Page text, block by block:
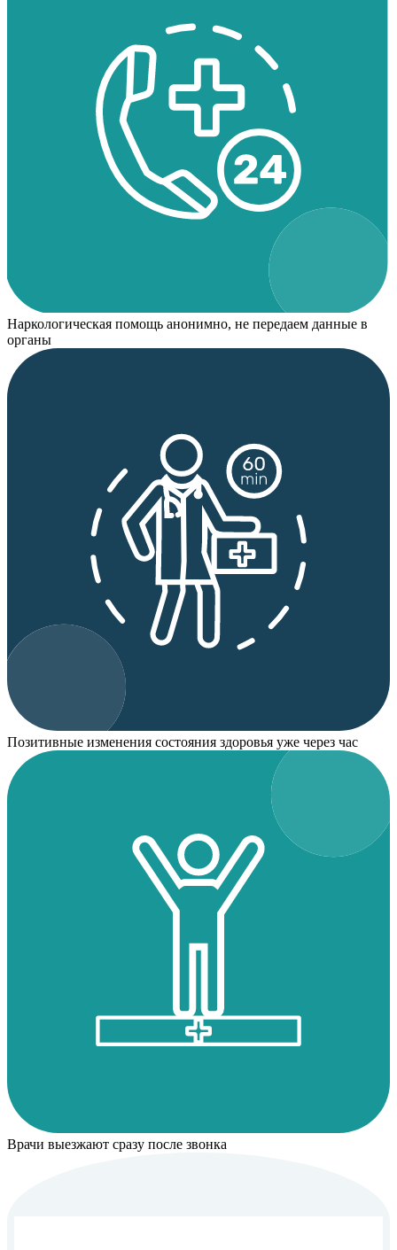
Наркологическая помощь анонимно, не передаем данные в
органы
Позитивные изменения состояния здоровья уже через час
Врачи выезжают сразу после звонка